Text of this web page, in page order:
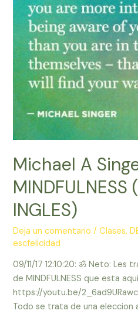
Michael A
MINDFULNESS
INGLES)
Deja un comentario /Clases,
escfelicidad
09/11/17 12:10:20: ॐ Neto: Les
de MINDFULNESS que esta
https://youtu.be/2_6ad9URawc
Todo se trata de una eleccion